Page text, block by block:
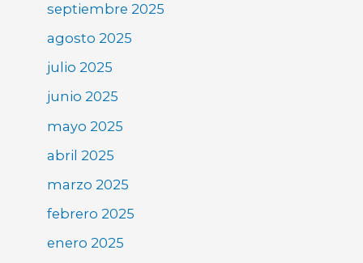
septiembre 2025
agosto 2025
julio 2025
junio 2025
mayo 2025
abril 2025
marzo 2025
febrero 2025
enero 2025